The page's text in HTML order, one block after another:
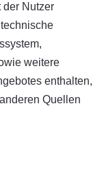
der Nutzer
weitere
enthalten,
Quellen